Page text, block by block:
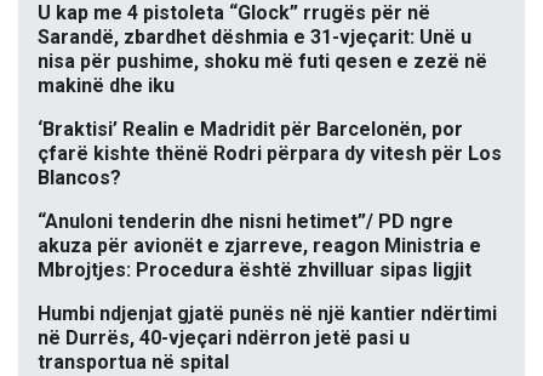
U kap me 4 pistoleta “Glock” rrugës për në
Sarandë, zbardhet dëshmia e 31-vjeçarit: Unë u
nisa për pushime, shoku më futi qesen e zezë në
makinë dhe iku
‘Braktisi’ Realin e Madridit për Barcelonën, por
çfarë kishte thënë Rodri përpara dy vitesh për Los
Blancos?
“Anuloni tenderin dhe nisni hetimet”/ PD ngre
akuza për avionët e zjarreve, reagon Ministria e
Mbrojtjes: Procedura është zhvilluar sipas ligjit
Humbi ndjenjat gjatë punës në një kantier ndërtimi
në Durrës, 40-vjeçari ndërron jetë pasi u
transportua në spital